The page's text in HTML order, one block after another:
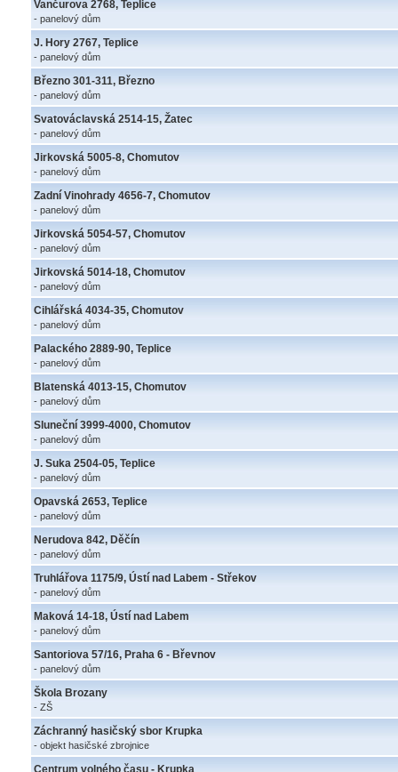
Vančurova 2768, Teplice
- panelový dům
J. Hory 2767, Teplice
- panelový dům
Březno 301-311, Březno
- panelový dům
Svatováclavská 2514-15, Žatec
- panelový dům
Jirkovská 5005-8, Chomutov
- panelový dům
Zadní Vinohrady 4656-7, Chomutov
- panelový dům
Jirkovská 5054-57, Chomutov
- panelový dům
Jirkovská 5014-18, Chomutov
- panelový dům
Cihlářská 4034-35, Chomutov
- panelový dům
Palackého 2889-90, Teplice
- panelový dům
Blatenská 4013-15, Chomutov
- panelový dům
Sluneční 3999-4000, Chomutov
- panelový dům
J. Suka 2504-05, Teplice
- panelový dům
Opavská 2653, Teplice
- panelový dům
Nerudova 842, Děčín
- panelový dům
Truhlářova 1175/9, Ústí nad Labem - Střekov
- panelový dům
Maková 14-18, Ústí nad Labem
- panelový dům
Santoriova 57/16, Praha 6 - Břevnov
- panelový dům
Škola Brozany
- ZŠ
Záchranný hasičský sbor Krupka
- objekt hasičské zbrojnice
Centrum volného času - Krupka